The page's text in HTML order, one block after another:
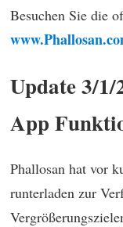
Besuchen Sie die
Update 3/1/
App
Phallosan hat vor
runterladen zur